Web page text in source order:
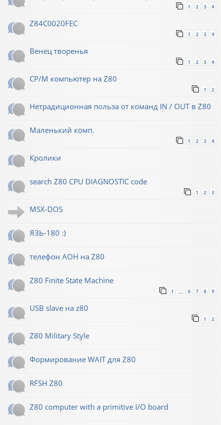
1 2 3 4
Z84C0020FEC
1 2 3 4
Венец творенья
1 2 3 4
CP/M компьютер на Z80
1 2
Нетрадиционная польза от команд IN / OUT в Z80
Маленький комп.
1 2 3 4
Кролики
search Z80 CPU DIAGNOSTIC code
1 2 3
MSX-DOS
ЯЗЬ-180 :)
телефон АОН на Z80
Z80 Finite State Machine
1 … 6 7 8 9
USB slave на z80
1 2
Z80 Military Style
Формирование WAIT для Z80
RFSH Z80
Z80 computer with a primitive I/O board